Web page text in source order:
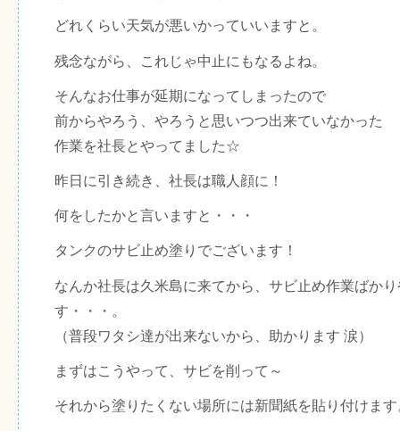
どれくらい天気が悪いかっていいますと。
残念ながら、これじゃ中止にもなるよね。
そんなお仕事が延期になってしまったので
前からやろう、やろうと思いつつ出来ていなかった
作業を社長とやってました☆
昨日に引き続き、社長は職人顔に！
何をしたかと言いますと・・・
タンクのサビ止め塗りでございます！
なんか社長は久米島に来てから、サビ止め作業ばか
す・・・。
（普段ワタシ達が出来ないから、助かります 涙）
まずはこうやって、サビを削って～
それから塗りたくない場所には新聞紙を貼り付けます